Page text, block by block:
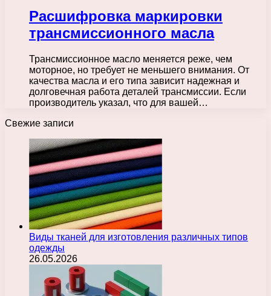
Расшифровка маркировки
трансмиссионного масла
Трансмиссионное масло меняется реже, чем
моторное, но требует не меньшего внимания. От
качества масла и его типа зависит надежная и
долговечная работа деталей трансмиссии. Если
производитель указал, что для вашей…
Свежие записи
Виды тканей для изготовления различных типов
одежды
26.05.2026